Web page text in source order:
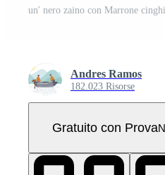
un' nero zaino con Marrone
Andres Ramos
182.023 Risorse
Gratuito con Prova